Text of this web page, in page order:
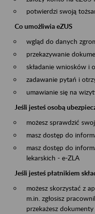
potwierdzi swoją
Co umożliwia eZUS
wgląd do danych
przekazywanie
składanie wniosków i
zadawanie pytań i
umawianie się na
Jeśli jesteś osobą
możesz sprawdzić
masz dostęp do
masz dostęp do
lekarskich - e-ZLA
Jeśli jesteś płatnikiem
możesz skorzystać z
m.in. zgłosisz
przekażesz